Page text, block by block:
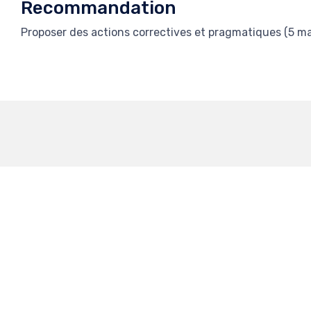
Recommandation
Proposer des actions correctives et pragmatiques (5